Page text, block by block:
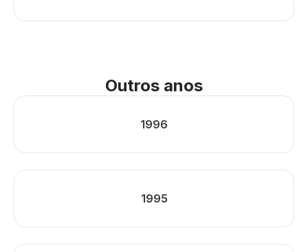
Outros anos
1996
1995